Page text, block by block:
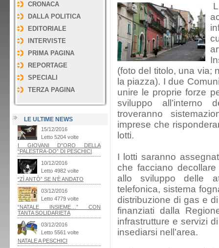
CRONACA
DALLA POLITICA
EDITORIALE
INTERVISTE
PRIMA PAGINA
REPORTAGE
SPECIALI
TERZA PAGINA
LE ULTIME NEWS
(foto del titolo, una via;
la piazza). I due
unire le proprie forze
sviluppo all’interno
troveranno
imprese che
lotti.
I lotti saranno
che facciano
allo sviluppo delle
telefonica, sistema
distribuzione di gas e
finanziati dalla
infrastrutture e servizi
insediarsi nell’area.